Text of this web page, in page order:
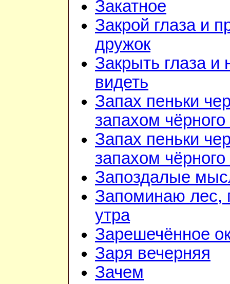
Закатное
Закрой глаза и
дружок
Закрыть глаза и
видеть
Запах пеньки
запахом
Запах пеньки
запахом
Запоздалые
Запоминаю лес,
утра
Зарешечённое
Заря вечерняя
Зачем